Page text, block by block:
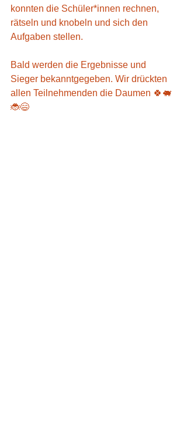
konnten die Schüler*innen rechnen,
rätseln und knobeln und sich den
Aufgaben stellen.
Bald werden die Ergebnisse und
Sieger bekanntgegeben. Wir drückten
allen Teilnehmenden die Daumen 🍀🐖
🐞😄